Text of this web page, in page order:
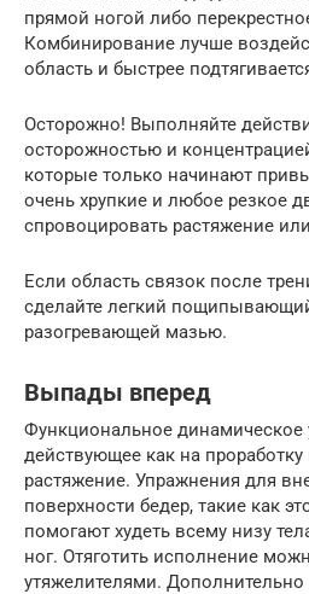
прямой ногой либо
Комбинирование лучше
область и быстрее
Осторожно! Выполняйте
осторожностью и
которые только начинают
очень хрупкие и любое резкое
спровоцировать растяжение
Если область связок после
сделайте легкий
разогревающей мазью.
Выпады вперед
Функциональное динамическое
действующее как на
растяжение. Упражнения для
поверхности бедер, такие как
помогают худеть всему низу
ног. Отяготить исполнение
утяжелителями. Дополнительно